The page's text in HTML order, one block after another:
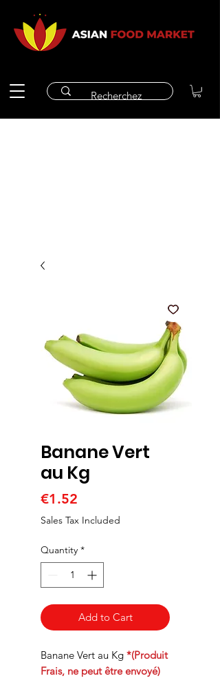
Banane Vert
au Kg
€1.52
Sales Tax Included
Quantity *
Add to Cart
Banane Vert au Kg *(Produit
Frais, ne peut être envoyé)